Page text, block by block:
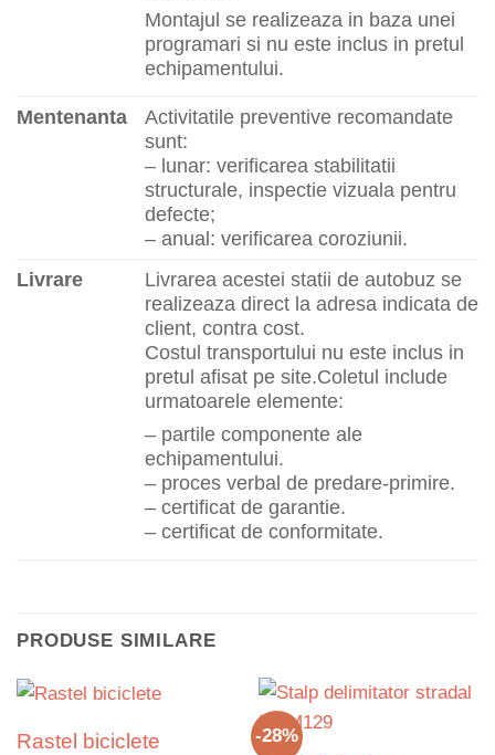
Montajul se realizeaza in baza unei
programari si nu este inclus in pretul
echipamentului.
Mentenanta
Activitatile preventive recomandate
sunt:
– lunar: verificarea stabilitatii
structurale, inspectie vizuala pentru
defecte;
– anual: verificarea coroziunii.
Livrare
Livrarea acestei statii de autobuz se
realizeaza direct la adresa indicata de
client, contra cost.
Costul transportului nu este inclus in
pretul afisat pe site.Coletul include
urmatoarele elemente:
– partile componente ale
echipamentului.
– proces verbal de predare-primire.
– certificat de garantie.
– certificat de conformitate.
PRODUSE SIMILARE
Rastel biciclete
-28%